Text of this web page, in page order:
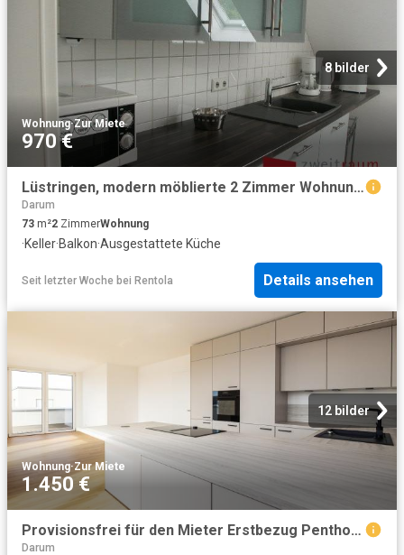
8 bilder
Wohnung·Zur Miete
970 €
Lüstringen, modern möblierte 2 Zimmer Wohnung mit Balkon
Darum
73 m²2 ZimmerWohnung
·Keller·Balkon·Ausgestattete Küche
Seit letzter Woche bei Rentola Details ansehen
12 bilder
Wohnung·Zur Miete
1.450 €
Provisionsfrei für den Mieter Erstbezug Penthouse Wohnung in gefragter Lage von Voxtrup
Darum